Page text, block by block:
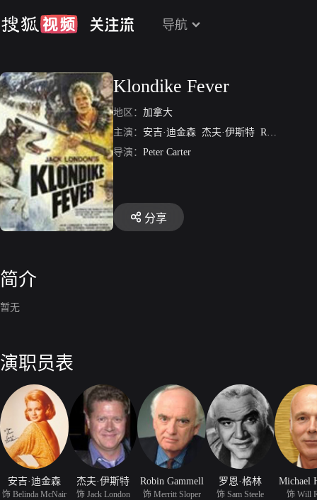
导航
Klondike Fever
地区： 加拿大
主演： 安吉·迪金森 杰夫·伊斯特 Robin Gammell
导演： Peter Carter
分享
简介
暂无
演职员表
安吉·迪金森
饰 Belinda McNair
杰夫·伊斯特
饰 Jack London
Robin Gammell
饰 Merritt Sloper
罗恩·格林
饰 Sam Steele
Michael
饰 Will